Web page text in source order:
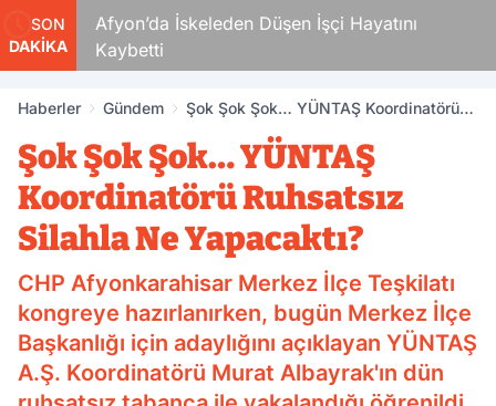
SON
DAKİKA
Afyon’da İskeleden Düşen İşçi Hayatını
Kaybetti
Haberler Gündem
Şok Şok Şok… YÜNTAŞ Koordinatörü
Şok Şok Şok… YÜNTAŞ
Koordinatörü Ruhsatsız
Silahla Ne Yapacaktı?
CHP Afyonkarahisar Merkez İlçe Teşkilatı
kongreye hazırlanırken, bugün Merkez İlçe
Başkanlığı için adaylığını açıklayan YÜNTAŞ
A.Ş. Koordinatörü Murat Albayrak'ın dün